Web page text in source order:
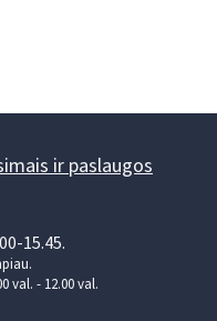
ir paslaugos
15.45.
val. - 12.00 val.